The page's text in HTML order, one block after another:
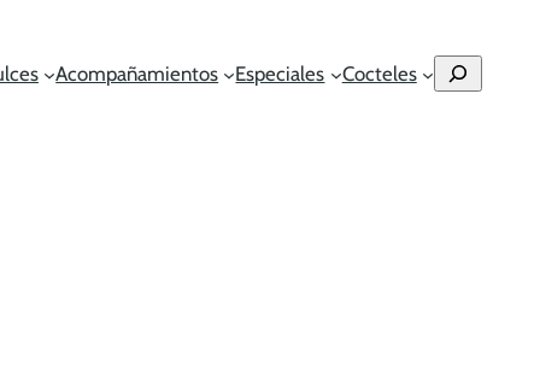
Acompañamientos Especiales Cocteles Buscar